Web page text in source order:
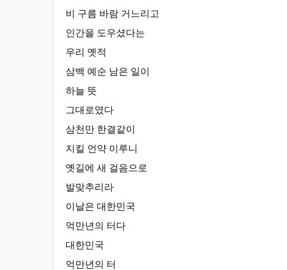
비 구름 바람 거느리고
인간을 도우셨다는
우리 옛적
삼백 예순 남은 일이
하늘 뜻
그대로였다
삼천만 한결같이
지킬 언약 이루니
옛길에 새 걸음으로
발맞추리라
이날은 대한민국
억만년의 터다
대한민국
억만년의 터